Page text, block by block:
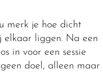
merk je hoe dicht
elkaar liggen. Na een
in voor een sessie
doel, alleen maar